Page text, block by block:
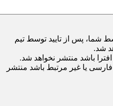
شما، پس از تایید توسط تیم
شد.
باشد منتشر نخواهد شد.
فارسی یا غیر مرتبط باشد منتشر